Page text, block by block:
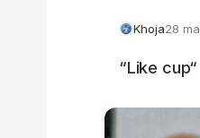
Khoja28
“Like